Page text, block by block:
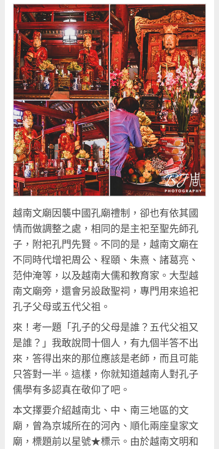
越南文廟因襲中國孔廟禮制，卻也有依其國
情而做調整之處，相同的是主祀至聖先師孔
子，附祀孔門先賢。不同的是，越南文廟在
不同時代增祀周公、程頤、朱熹、諸葛亮、
范仲淹等，以及越南大儒和教育家。大型越
南文廟旁，還會另設啟聖祠，專門用來追祀
孔子父母或五代父祖。
來！考一題「孔子的父母是誰？五代父祖又
是誰？」我敢說問十個人，有九個半答不出
來，答得出來的那位應該是老師，而且可能
只答對一半。這樣，你就知道越南人對孔子
儒學有多認真在敬仰了吧。
本文擇要介紹越南北、中、南三地區的文
廟，曾為京城所在的河內、順化兩座皇家文
廟，標題前以星號★標示。由於越南文明和